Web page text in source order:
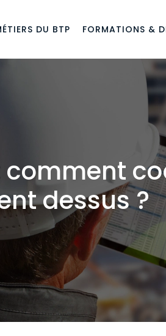
DU BTP FORMATIONS &
dessus ?